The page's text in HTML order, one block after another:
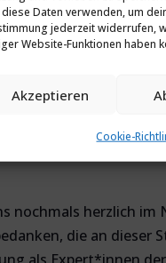
Daten verwenden, um
jederzeit widerrufen,
Website-Funktionen haben
Akzeptieren
Cookie-
zu dieser
zentralen
pdf/fb/89/a2/ORG-
nochmals herzlich im
die an dieser